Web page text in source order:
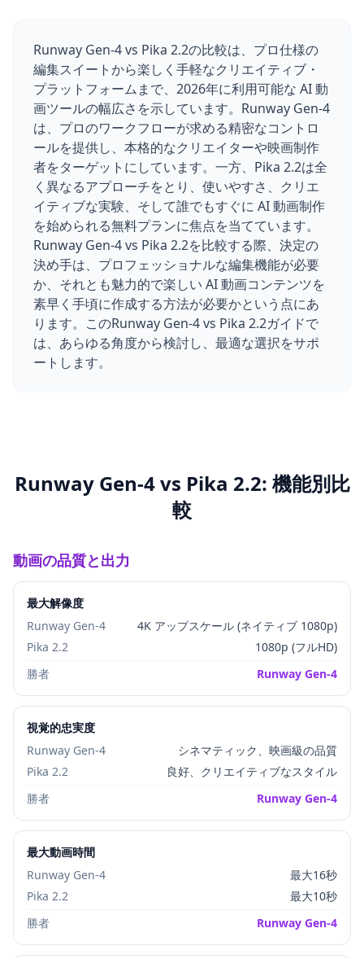
Runway Gen-4 vs Pika 2.2の比較は、プロ仕様の
編集スイートから楽しく手軽なクリエイティブ・
プラットフォームまで、2026年に利用可能な AI 動
画ツールの幅広さを示しています。Runway Gen-4
は、プロのワークフローが求める精密なコントロ
ールを提供し、本格的なクリエイターや映画制作
者をターゲットにしています。一方、Pika 2.2は全
く異なるアプローチをとり、使いやすさ、クリエ
イティブな実験、そして誰でもすぐに AI 動画制作
を始められる無料プランに焦点を当てています。
Runway Gen-4 vs Pika 2.2を比較する際、決定の
決め手は、プロフェッショナルな編集機能が必要
か、それとも魅力的で楽しい AI 動画コンテンツを
素早く手頃に作成する方法が必要かという点にあ
ります。このRunway Gen-4 vs Pika 2.2ガイドで
は、あらゆる角度から検討し、最適な選択をサポ
ートします。
Runway Gen-4 vs Pika 2.2: 機能別比
較
動画の品質と出力
最大解像度
Runway Gen-4
4K アップスケール (ネイティブ 1080p)
Pika 2.2
1080p (フルHD)
勝者
Runway Gen-4
視覚的忠実度
Runway Gen-4
シネマティック、映画級の品質
Pika 2.2
良好、クリエイティブなスタイル
勝者
Runway Gen-4
最大動画時間
Runway Gen-4
最大16秒
Pika 2.2
最大10秒
勝者
Runway Gen-4